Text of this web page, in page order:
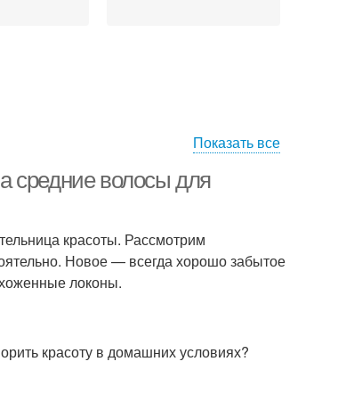
Показать все
средние волосы для
красоты. Рассмотрим
Новое — всегда хорошо забытое
локоны.
красоту в домашних условиях?